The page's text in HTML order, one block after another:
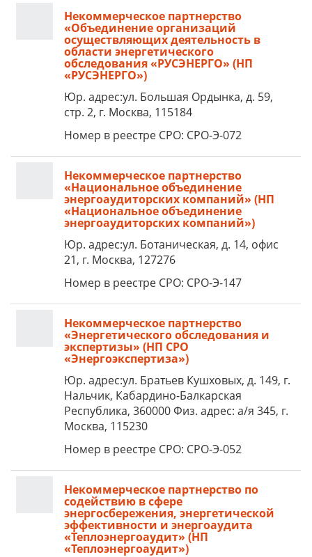
Некоммерческое партнерство
«Объединение организаций
осуществляющих деятельность в
области энергетического
обследования «РУСЭНЕРГО» (НП
«РУСЭНЕРГО»)
Юр. адрес:ул. Большая Ордынка, д. 59,
стр. 2, г. Москва, 115184
Номер в реестре СРО: СРО-Э-072
Некоммерческое партнерство
«Национальное объединение
энергоаудиторских компаний» (НП
«Национальное объединение
энергоаудиторских компаний»)
Юр. адрес:ул. Ботаническая, д. 14, офис
21, г. Москва, 127276
Номер в реестре СРО: СРО-Э-147
Некоммерческое партнерство
«Энергетического обследования и
экспертизы» (НП СРО
«Энергоэкспертиза»)
Юр. адрес:ул. Братьев Кушховых, д. 149, г.
Нальчик, Кабардино-Балкарская
Республика, 360000 Физ. адрес: а/я 345, г.
Москва, 115230
Номер в реестре СРО: СРО-Э-052
Некоммерческое партнерство по
содействию в сфере
энергосбережения, энергетической
эффективности и энергоаудита
«Теплоэнергоаудит» (НП
«Теплоэнергоаудит»)